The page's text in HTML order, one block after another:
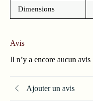
Dimensions
Avis
Il n’y a encore aucun avis
Ajouter un avis